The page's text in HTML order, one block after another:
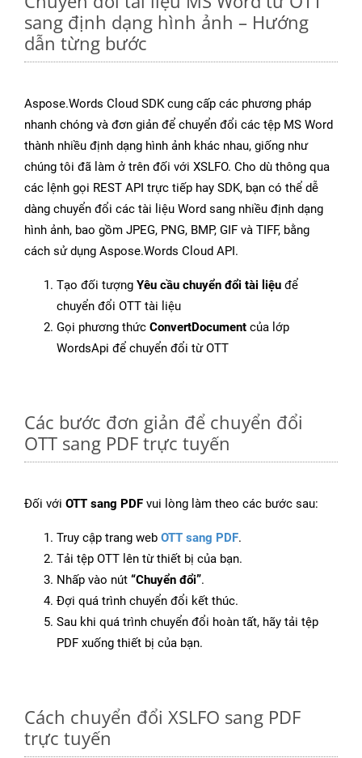
sang định dạng hình ảnh – Hướng
dẫn từng bước
Aspose.Words Cloud SDK cung cấp các phương pháp
nhanh chóng và đơn giản để chuyển đổi các tệp MS Word
thành nhiều định dạng hình ảnh khác nhau, giống như
chúng tôi đã làm ở trên đối với XSLFO. Cho dù thông qua
các lệnh gọi REST API trực tiếp hay SDK, bạn có thể dễ
dàng chuyển đổi các tài liệu Word sang nhiều định dạng
hình ảnh, bao gồm JPEG, PNG, BMP, GIF và TIFF, bằng
cách sử dụng Aspose.Words Cloud API.
Tạo đối tượng Yêu cầu chuyển đổi tài liệu để
chuyển đổi OTT tài liệu
Gọi phương thức ConvertDocument của lớp
WordsApi để chuyển đổi từ OTT
Các bước đơn giản để chuyển đổi
OTT sang PDF trực tuyến
Đối với OTT sang PDF vui lòng làm theo các bước sau:
Truy cập trang web OTT sang PDF.
Tải tệp OTT lên từ thiết bị của bạn.
Nhấp vào nút “Chuyển đổi”.
Đợi quá trình chuyển đổi kết thúc.
Sau khi quá trình chuyển đổi hoàn tất, hãy tải tệp
PDF xuống thiết bị của bạn.
Cách chuyển đổi XSLFO sang PDF
trực tuyến